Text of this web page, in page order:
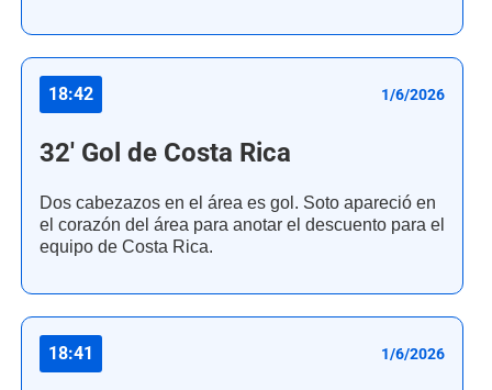
18:42 1/6/2026
32' Gol de Costa Rica
Dos cabezazos en el área es gol. Soto apareció en
el corazón del área para anotar el descuento para el
equipo de Costa Rica.
18:41 1/6/2026